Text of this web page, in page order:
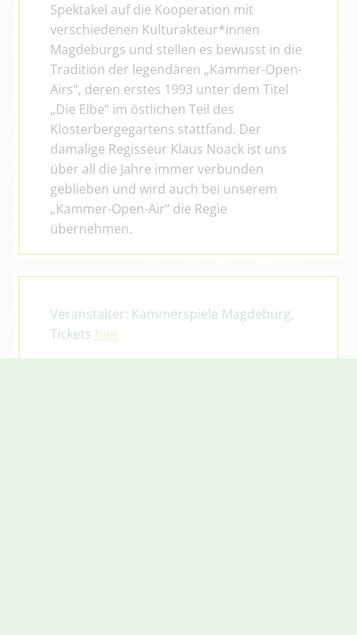
Spektakel auf die Kooperation mit
verschiedenen Kulturakteur*innen
Magdeburgs und stellen es bewusst in die
Tradition der legendären „Kammer-Open-
Airs“, deren erstes 1993 unter dem Titel
„Die Elbe“ im östlichen Teil des
Klosterbergegartens stattfand. Der
damalige Regisseur Klaus Noack ist uns
über all die Jahre immer verbunden
geblieben und wird auch bei unserem
„Kammer-Open-Air“ die Regie
übernehmen.
Veranstalter: Kammerspiele Magdeburg,
Tickets hier